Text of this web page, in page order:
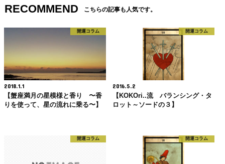
RECOMMEND こちらの記事も人気です。
開運コラム
2018.1.1
【蟹座満月の星模様と香り 〜香
りを使って、星の流れに乗る〜】
開運コラム
2016.5.2
【KOKOri..流 バランシング・タ
ロット～ソードの３】
開運コラム 開運コラム